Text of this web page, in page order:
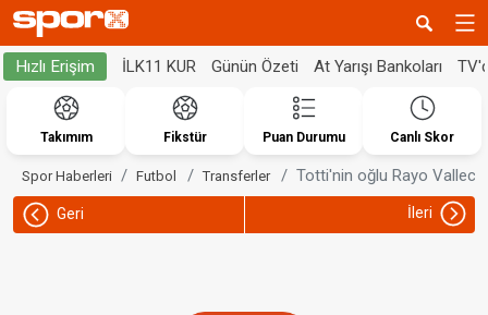
Hızlı Erişim İLK11 KUR Günün Özeti At Yarışı Bankoları
Takımım Fikstür Puan Durumu Canlı Skor
Spor Haberleri Futbol Transferler Totti'nin oğlu Rayo
Geri İleri